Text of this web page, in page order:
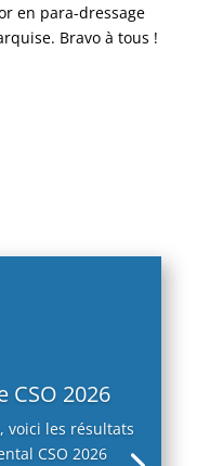
en para-dressage
Bravo à tous !
CSO 2026
voici les résultats
CSO 2026